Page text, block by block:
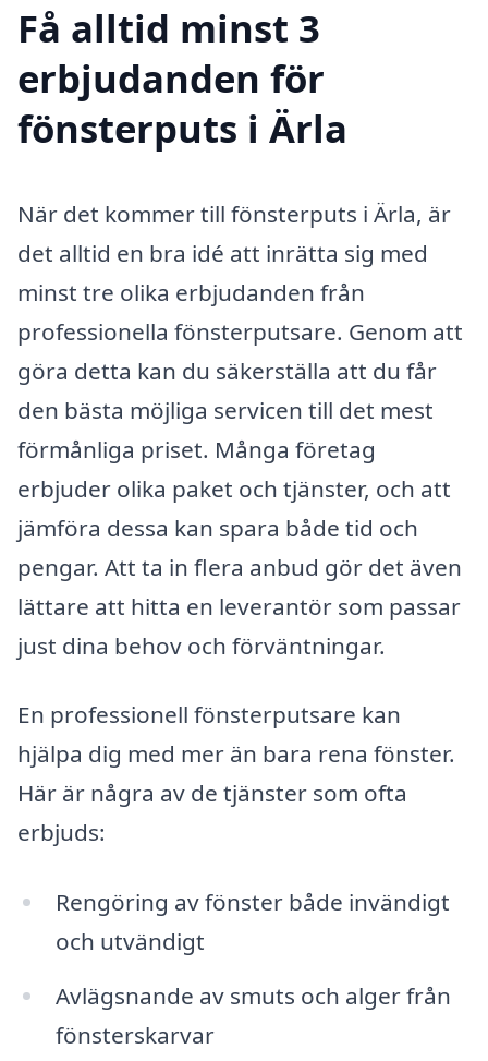
Få alltid minst 3
erbjudanden för
fönsterputs i Ärla
När det kommer till fönsterputs i Ärla, är
det alltid en bra idé att inrätta sig med
minst tre olika erbjudanden från
professionella fönsterputsare. Genom att
göra detta kan du säkerställa att du får
den bästa möjliga servicen till det mest
förmånliga priset. Många företag
erbjuder olika paket och tjänster, och att
jämföra dessa kan spara både tid och
pengar. Att ta in flera anbud gör det även
lättare att hitta en leverantör som passar
just dina behov och förväntningar.
En professionell fönsterputsare kan
hjälpa dig med mer än bara rena fönster.
Här är några av de tjänster som ofta
erbjuds:
Rengöring av fönster både invändigt
och utvändigt
Avlägsnande av smuts och alger från
fönsterskarvar